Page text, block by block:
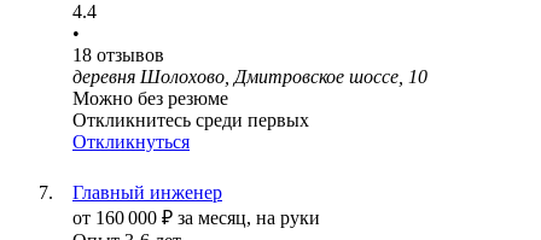
4.4
•
18 отзывов
деревня Шолохово, Дмитровское шоссе, 10
Можно без резюме
Откликнитесь среди первых
Откликнуться
Главный инженер
от 160 000 ₽ за месяц, на руки